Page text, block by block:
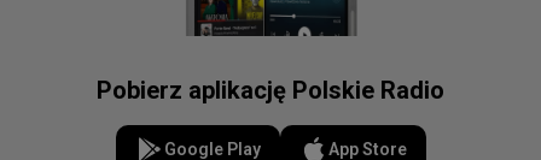
Pobierz aplikację Polskie Radio
Google Play App Store